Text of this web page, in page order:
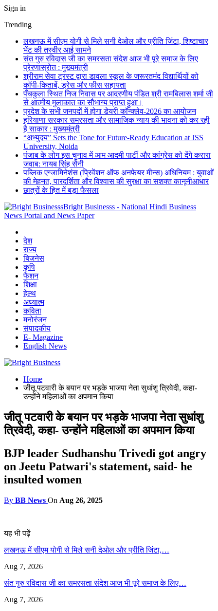
Sign in
Trending
लखनऊ में सीएम योगी से मिले सनी देओल और प्रीति जिंटा, शिष्टाचार
भेंट की तस्वीर आई सामने
संत गुरु रविदास जी का समरसता संदेश आज भी पूरे समाज के लिए
प्रेरणास्रोत : मुख्यमंत्री
श्रीराम सेवा ट्रस्ट द्वारा डावला स्कूल के जरूरतमंद विद्यार्थियों को
कॉपी-किताबें, ड्रेस और फीस सहायता
पँचकुला स्थित निज निवास पर आदरणीय पंडित श्री रामबिलास शर्मा जी
से आत्मीय मुलाकात का सौभाग्य प्राप्त हुआ।
प्रदेश के सभी जनपदों में होगा डेयरी कॉन्क्लेव-2026 का आयोजन
हरियाणा सरकार समरसता और सामाजिक न्याय की भावना को कर रही
है साकार : मुख्यमंत्री
“अभ्युदय” Sets the Tone for Future-Ready Education at JSS
University, Noida
पंजाब के लोग इस चुनाव में आम आदमी पार्टी और कांग्रेस को देंगे करारा
जवाब: नायब सिंह सैनी
पब्लिक एग्जामिनेशंस (प्रिवेंशन ऑफ अनफेयर मीन्स) अधिनियम : युवाओं
की मेहनत, पारदर्शिता और विश्वास की सुरक्षा का सशक्त कानूनीआधार
छात्रों के हित में बड़ा फैसला
Bright Businesss - National Hindi Business
News Portal and News Paper
देश
राज्य
बिजनेस
कृषि
फैशन
शिक्षा
हेल्थ
अध्यात्म
कविता
मनोरंजन
संपादकीय
E- Magazine
English News
Home
जीतू पटवारी के बयान पर भड़के भाजपा नेता सुधांशु त्रिवेदी, कहा-
उन्होंने महिलाओं का अपमान किया
जीतू पटवारी के बयान पर भड़के भाजपा नेता सुधांशु
त्रिवेदी, कहा- उन्होंने महिलाओं का अपमान किया
BJP leader Sudhanshu Trivedi got angry
on Jeetu Patwari's statement, said- he
insulted women
By BB News On Aug 26, 2025
यह भी पढ़ें
लखनऊ में सीएम योगी से मिले सनी देओल और प्रीति जिंटा,…
Aug 7, 2026
संत गुरु रविदास जी का समरसता संदेश आज भी पूरे समाज के लिए…
Aug 7, 2026